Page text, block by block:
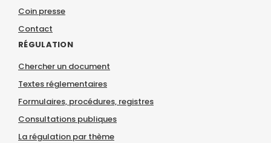
Coin presse
Contact
RÉGULATION
Chercher un document
Textes réglementaires
Formulaires, procédures, registres
Consultations publiques
La régulation par thème